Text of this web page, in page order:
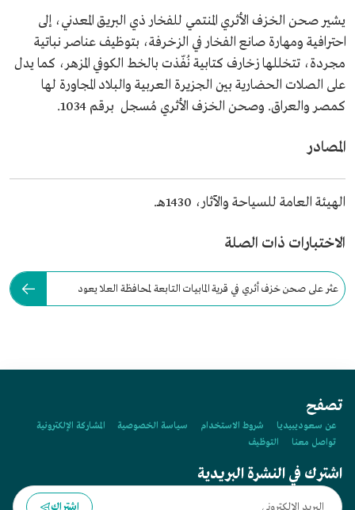
يشير صحن الخزف الأثري المنتمي للفخار ذي البريق المعدني، إلى
احترافية ومهارة صانع الفخار في الزخرفة، بتوظيف عناصر نباتية
مجردة، تتخللها زخارف كتابية نُفّذت بالخط الكوفي المزهر، كما يدل
على الصلات الحضارية بين الجزيرة العربية والبلاد المجاورة لها
كمصر والعراق. وصحن الخزف الأثري مُسجل برقم 1034.
المصادر
الهيئة العامة للسياحة والآثار، 1430هـ.
الاختبارات ذات الصلة
عثر على صحن خزف أثري في قرية المابيات التابعة لمحافظة العلا يعود
تصفح
عن سعوديبيديا شروط الاستخدام سياسة الخصوصية
المشاركة الإلكترونية
تواصل معنا
التوظيف
اشترك في النشرة البريدية
اشتراك